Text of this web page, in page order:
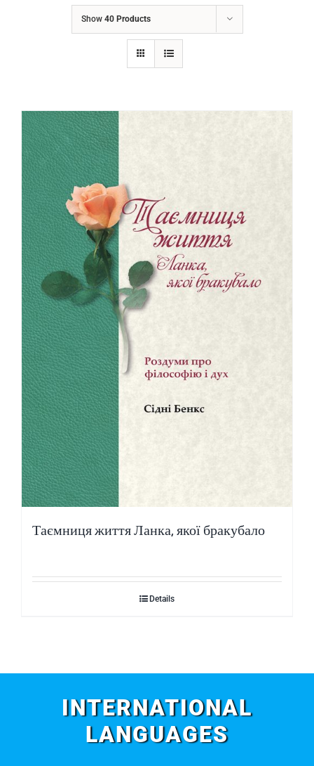
Show 40 Products
Таємниця життя Ланка, якої бракубало
Details
INTERNATIONAL
LANGUAGES